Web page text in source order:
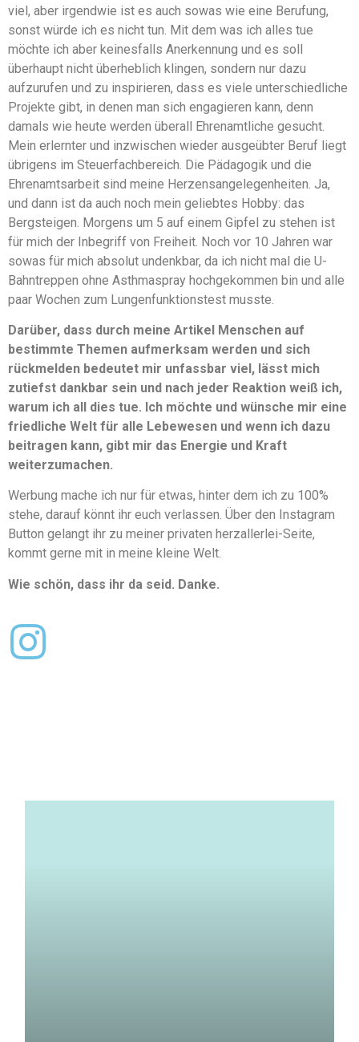
viel, aber irgendwie ist es auch sowas wie eine Berufung,
sonst würde ich es nicht tun. Mit dem was ich alles tue
möchte ich aber keinesfalls Anerkennung und es soll
überhaupt nicht überheblich klingen, sondern nur dazu
aufzurufen und zu inspirieren, dass es viele unterschiedliche
Projekte gibt, in denen man sich engagieren kann, denn
damals wie heute werden überall Ehrenamtliche gesucht.
Mein erlernter und inzwischen wieder ausgeübter Beruf liegt
übrigens im Steuerfachbereich. Die Pädagogik und die
Ehrenamtsarbeit sind meine Herzensangelegenheiten. Ja,
und dann ist da auch noch mein geliebtes Hobby: das
Bergsteigen. Morgens um 5 auf einem Gipfel zu stehen ist
für mich der Inbegriff von Freiheit. Noch vor 10 Jahren war
sowas für mich absolut undenkbar, da ich nicht mal die U-
Bahntreppen ohne Asthmaspray hochgekommen bin und alle
paar Wochen zum Lungenfunktionstest musste.
Darüber, dass durch meine Artikel Menschen auf
bestimmte Themen aufmerksam werden und sich
rückmelden bedeutet mir unfassbar viel, lässt mich
zutiefst dankbar sein und nach jeder Reaktion weiß ich,
warum ich all dies tue. Ich möchte und wünsche mir eine
friedliche Welt für alle Lebewesen und wenn ich dazu
beitragen kann, gibt mir das Energie und Kraft
weiterzumachen.
Werbung mache ich nur für etwas, hinter dem ich zu 100%
stehe, darauf könnt ihr euch verlassen. Über den Instagram
Button gelangt ihr zu meiner privaten herzallerlei-Seite,
kommt gerne mit in meine kleine Welt.
Wie schön, dass ihr da seid. Danke.